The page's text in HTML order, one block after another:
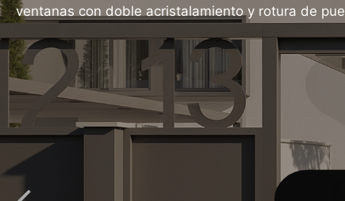
ventanas con doble acristalamiento y rotura de